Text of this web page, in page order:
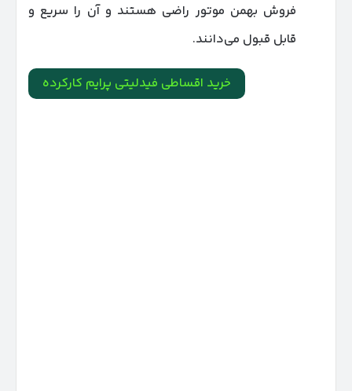
فروش بهمن موتور راضی هستند و آن را سریع و
قابل قبول می‌دانند.
خرید اقساطی فیدلیتی پرایم کارکرده